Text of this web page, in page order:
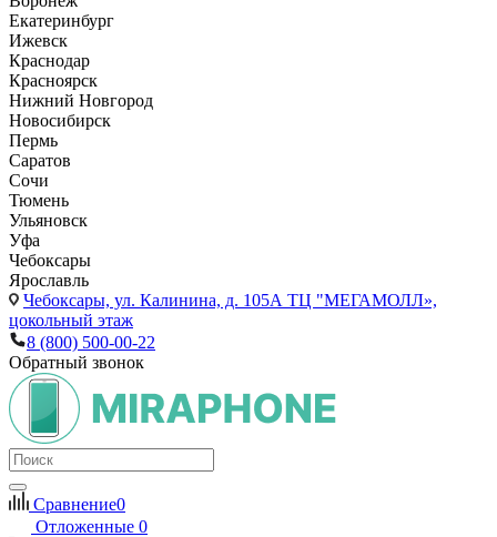
Екатеринбург
Ижевск
Краснодар
Красноярск
Нижний Новгород
Новосибирск
Пермь
Саратов
Сочи
Тюмень
Ульяновск
Уфа
Чебоксары
Ярославль
Чебоксары, ул. Калинина, д. 105А ТЦ "МЕГАМОЛЛ»,
цокольный этаж
8 (800) 500-00-22
Обратный звонок
Сравнение0
Отложенные 0